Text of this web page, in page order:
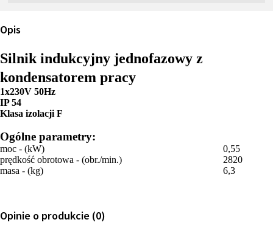
Opis
Silnik indukcyjny jednofazowy z
kondensatorem pracy
1x230V 50Hz
IP 54
Klasa izolacji F
Ogólne parametry:
moc - (kW)
0,55
prędkość obrotowa - (obr./min.)
2820
masa - (kg)
6,3
Opinie o produkcie (0)